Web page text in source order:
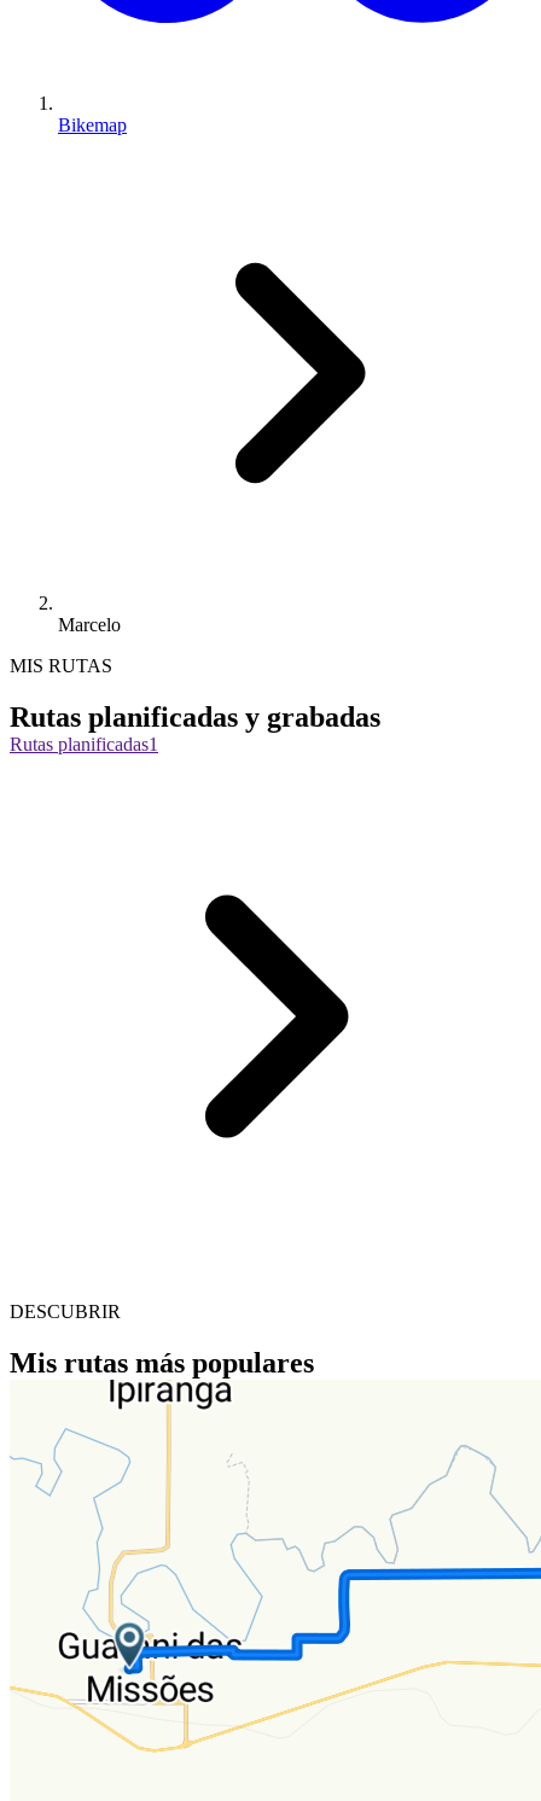
Bikemap
Marcelo
MIS RUTAS
Rutas planificadas y grabadas
Rutas planificadas1
DESCUBRIR
Mis rutas más populares